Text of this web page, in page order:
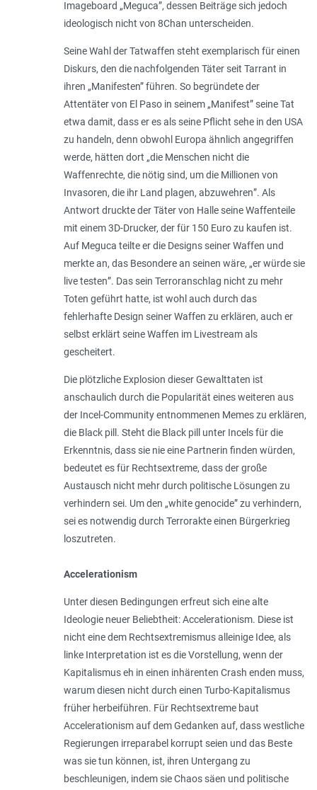
Imageboard „Meguca”, dessen Beiträge sich jedoch
ideologisch nicht von 8Chan unterscheiden.
Seine Wahl der Tatwaffen steht exemplarisch für einen
Diskurs, den die nachfolgenden Täter seit Tarrant in
ihren „Manifesten” führen. So begründete der
Attentäter von El Paso in seinem „Mani­fest” seine Tat
etwa damit, dass er es als seine Pflicht sehe in den USA
zu handeln, denn obwohl Europa ähnlich angegriffen
werde, hätten dort „die Menschen nicht die
Waffenrechte, die nötig sind, um die Millionen von
Invasoren, die ihr Land plagen, abzuwehren”. Als
Antwort druckte der Täter von Halle seine Waffenteile
mit einem 3D-Drucker, der für 150 Euro zu kaufen ist.
Auf Meguca teilte er die Designs seiner Waffen und
merkte an, das Besondere an seinen wäre, „er würde sie
live testen”. Das sein Terroranschlag nicht zu mehr
Toten geführt hatte, ist wohl auch durch das
fehlerhafte Design seiner Waffen zu erklären, auch er
selbst erklärt seine Waffen im Livestream als
gescheitert.
Die plötzliche Explosion dieser Gewalttaten ist
anschaulich durch die Popularität eines weiteren aus
der Incel-Community entnommenen Memes zu erklären,
die Black pill. Steht die Black pill unter Incels für die
Erkenntnis, dass sie nie eine Partnerin finden würden,
bedeutet es für Rechtsextreme, dass der große
Austausch nicht mehr durch politische Lösungen zu
verhindern sei. Um den „white genocide” zu verhindern,
sei es notwendig durch Terrorakte einen Bürgerkrieg
loszutreten.
Accelerationism
Unter diesen Bedingungen erfreut sich eine alte
Ideologie neuer Beliebtheit: Acceleratio­nism. Diese ist
nicht eine dem Rechtsextremismus alleinige Idee, als
linke Interpretation ist es die Vorstellung, wenn der
Kapitalismus eh in einen inhärenten Crash enden muss,
warum diesen nicht durch einen Turbo-Kapitalismus
früher herbeiführen. Für Rechtsextreme baut
Accelerationism auf dem Gedanken auf, dass westliche
Regierungen irreparabel korrupt seien und das Beste
was sie tun können, ist, ihren Untergang zu
beschleunigen, indem sie Chaos säen und politische